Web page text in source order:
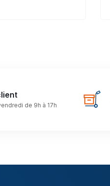
de 9h à 17h